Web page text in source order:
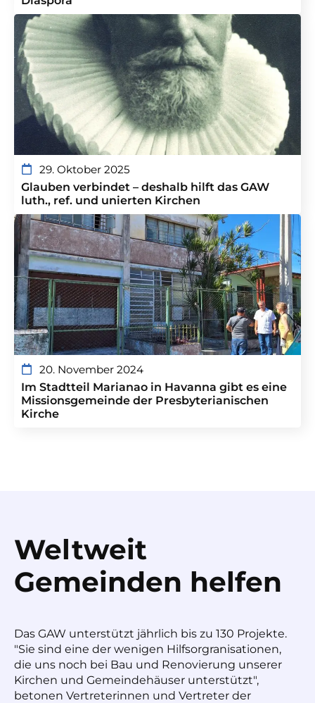
29. Oktober 2025
Glauben verbindet – deshalb hilft das GAW
luth., ref. und unierten Kirchen
20. November 2024
Im Stadtteil Marianao in Havanna gibt es eine
Missionsgemeinde der Presbyterianischen
Kirche
Weltweit
Gemeinden helfen
Das GAW unterstützt jährlich bis zu 130 Projekte.
"Sie sind eine der wenigen Hilfsorgranisationen,
die uns noch bei Bau und Renovierung unserer
Kirchen und Gemeindehäuser unterstützt",
betonen Vertreterinnen und Vertreter der